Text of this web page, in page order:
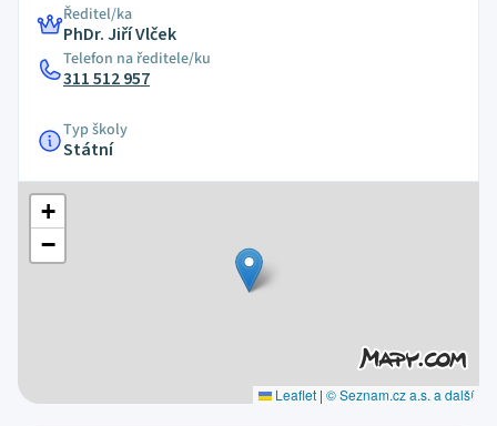
Ředitel/ka
PhDr. Jiří Vlček
Telefon na ředitele/ku
311 512 957
Typ školy
Státní
+
−
Leaflet | © Seznam.cz a.s. a další